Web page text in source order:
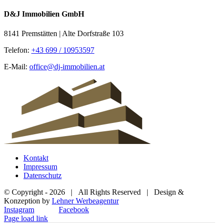
D&J Immobilien GmbH
8141 Premstätten | Alte Dorfstraße 103
Telefon: +43 699 / 10953597
E-Mail: office@dj-immobilien.at
Kontakt
Impressum
Datenschutz
© Copyright - 2026 | All Rights Reserved | Design &
Konzeption by Lehner Werbeagentur
Instagram
Facebook
Page load link